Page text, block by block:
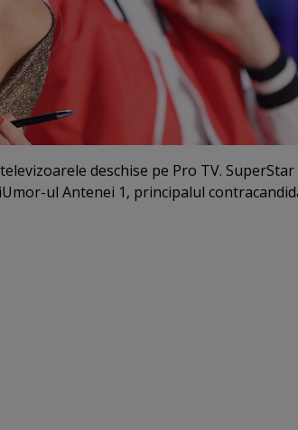
deschise pe Pro TV.
ul Antenei 1, principalul